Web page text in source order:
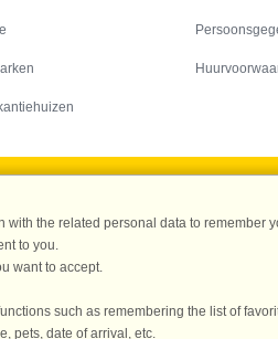
Tel.: +45 70 13 00 00 - Fax.: +45 70 13 70
Copenhagen - IBAN: DK35 3000 4073
the related personal data to remember
to you.
want to accept.
such as remembering the list of
pets, date of arrival, etc.